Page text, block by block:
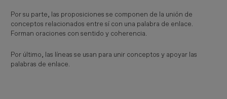
Por su parte, las proposiciones se componen de la unión de
conceptos relacionados entre sí con una palabra de enlace.
Forman oraciones con sentido y coherencia.
Por último, las líneas se usan para unir conceptos y apoyar las
palabras de enlace.